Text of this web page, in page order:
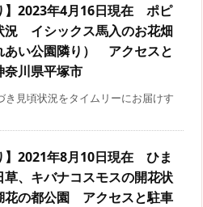
】2023年4月16日現在 ポピ
況 イシックス馬入のお花畑
あい公園隣り） アクセスと
川県平塚市
見頃状況をタイムリーにお届けす
】2021年8月10日現在 ひま
草、キバナコスモスの開花状
の都公園 アクセスと駐車